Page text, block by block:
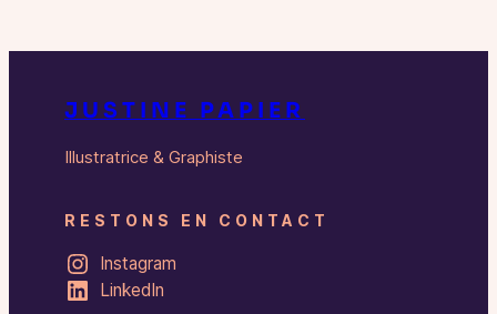
JUSTINE PAPIER
Illustratrice & Graphiste
RESTONS EN CONTACT
Instagram
LinkedIn